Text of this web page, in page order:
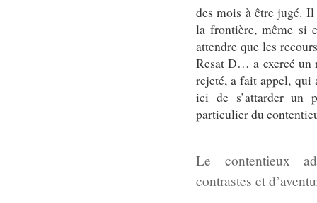
des mois à être jugé. Il
la frontière, même si
attendre que les
Resat D… a exercé un
rejeté, a fait appel, qui
ici de s’attarder un
particulier du
Le contentieux
contrastes et